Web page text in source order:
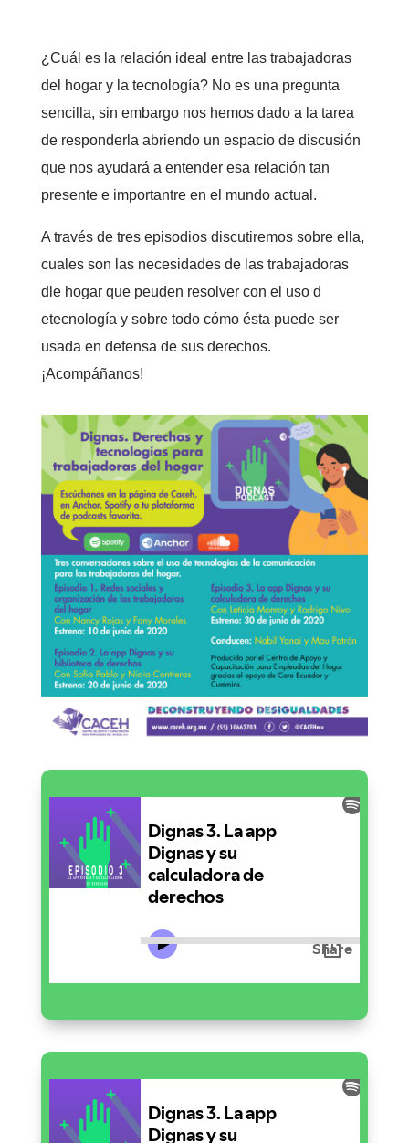
¿Cuál es la relación ideal entre las trabajadoras
del hogar y la tecnología? No es una pregunta
sencilla, sin embargo nos hemos dado a la tarea
de responderla abriendo un espacio de discusión
que nos ayudará a entender esa relación tan
presente e importantre en el mundo actual.
A través de tres episodios discutiremos sobre ella,
cuales son las necesidades de las trabajadoras
dle hogar que peuden resolver con el uso d
etecnología y sobre todo cómo ésta puede ser
usada en defensa de sus derechos.
¡Acompáñanos!